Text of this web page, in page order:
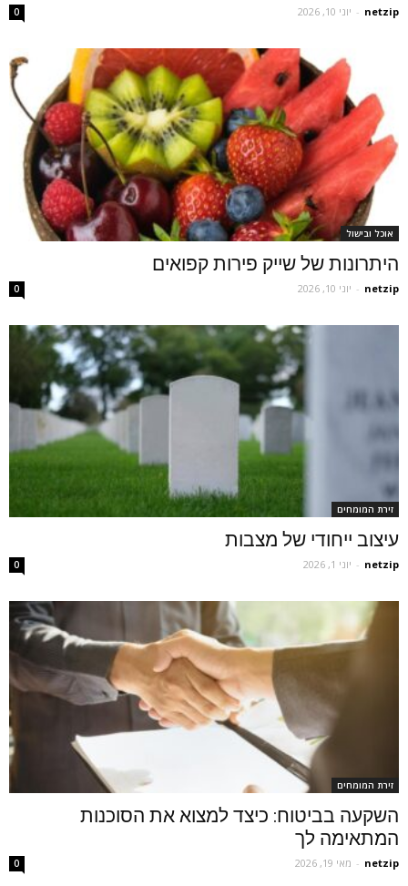
netzip
- יוני 10, 2026 0
אוכל ובישול
היתרונות של שייק פירות קפואים
netzip
- יוני 10, 2026 0
זירת המומחים
עיצוב ייחודי של מצבות
netzip
- יוני 1, 2026 0
זירת המומחים
השקעה בביטוח: כיצד למצוא את הסוכנות
המתאימה לך
netzip
- מאי 19, 2026 0